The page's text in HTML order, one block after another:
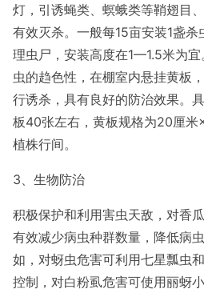
灯，引诱蝇类、螟蛾类等鞘翅目
有效灭杀。一般每15亩安装1盏
理虫尸，安装高度在1—1.5米为
虫的趋色性，在棚室内悬挂黄板
行诱杀，具有良好的防治效果。
板40张左右，黄板规格为20厘
植株行间。
3、生物防治
积极保护和利用害虫天敌，对香
有效减少病虫种群数量，降低病
如，对蚜虫危害可利用七星瓢虫
控制，对白粉虱危害可使用丽蚜